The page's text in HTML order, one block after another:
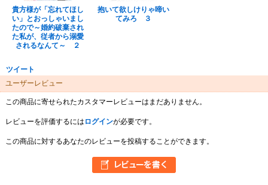
貴方様が「忘れてほし
い」とおっしゃいまし
たので～婚約破棄され
た私が、従者から溺愛
されるなんて～ ２
抱いて欲しけりゃ啼い
てみろ ３
ツイート
ユーザーレビュー
この商品に寄せられたカスタマーレビューはまだありません。
レビューを評価するには ログインが必要です。
この商品に対するあなたのレビューを投稿することができます。